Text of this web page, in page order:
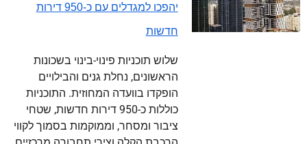
יהפכו למגדלים עם כ-950 דירות
חדשות
שלוש תוכניות פינוי-בינוי בשכונות
הראשונים, נחלת גנים והבילויים
הופקדו בוועדה המחוזית. התוכניות
כוללות כ-950 דירות חדשות, שטחי
ציבור ומסחר, וממוקמות בסמוך לקווי